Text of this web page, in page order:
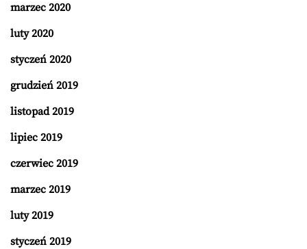
marzec 2020
luty 2020
styczeń 2020
grudzień 2019
listopad 2019
lipiec 2019
czerwiec 2019
marzec 2019
luty 2019
styczeń 2019